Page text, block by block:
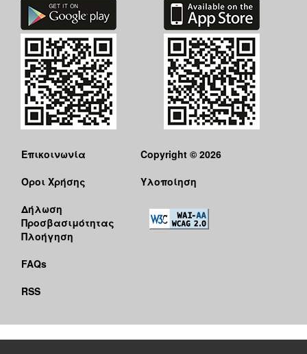
Επικοινωνία
Όροι Χρήσης
Δήλωση
Προσβασιμότητας
Πλοήγηση
FAQs
RSS
Copyright © 2026
Υλοποίηση